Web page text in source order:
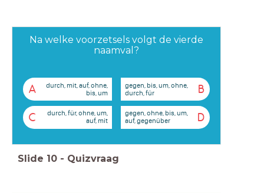
Na welke voorzetsels volgt de vierde
naamval?
A
durch, mit, auf, ohne,
bis, um
B
gegen, bis, um, ohne,
durch, für
C
durch, für, ohne, um,
auf, mit
D
gegen, ohne, bis, um,
auf, gegenüber
Slide 10 - Quizvraag